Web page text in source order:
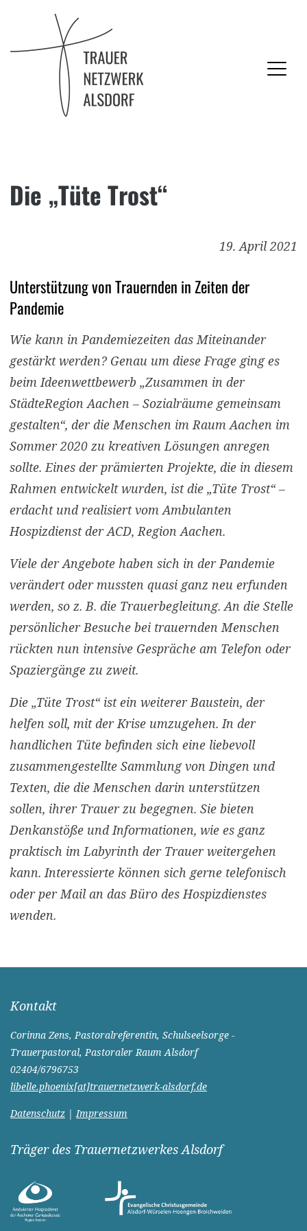
SkipDie „Tüte Trost“
19. April 2021
Unterstützung von Trauernden in Zeiten der
Pandemie
Wie kann in Pandemiezeiten das Miteinander
gestärkt werden? Genau um diese Frage ging es
beim Ideenwettbewerb „Zusammen in der
StädteRegion Aachen – Sozialräume gemeinsam
gestalten“, der die Menschen im Raum Aachen im
Sommer 2020 zu kreativen Lösungen anregen
sollte. Eines der prämierten Projekte, die in diesem
Rahmen entwickelt wurden, ist die „Tüte Trost“ –
erdacht und realisiert vom Ambulanten
Hospizdienst der ACD, Region Aachen.
Viele der Angebote haben sich in der Pandemie
verändert oder mussten quasi ganz neu erfunden
werden, so z. B. die Trauerbegleitung. An die Stelle
persönlicher Besuche bei trauernden Menschen
rückten nun intensive Gespräche am Telefon oder
Spaziergänge zu zweit.
Die „Tüte Trost“ ist ein weiterer Baustein, der
helfen soll, mit der Krise umzugehen. In der
handlichen Tüte befinden sich eine liebevoll
zusammengestellte Sammlung von Dingen und
Texten, die die Menschen darin unterstützen
sollen, ihrer Trauer zu begegnen. Sie bieten
Denkanstöße und Informationen, wie es ganz
praktisch im Labyrinth der Trauer weitergehen
kann. Interessierte können sich gerne telefonisch
oder per Mail an das Büro des Hospizdienstes
wenden.
Kontakt
Corinna Zens, Pastoralreferentin, Schulseelsorge -
Trauerpastoral, Pastoraler Raum Alsdorf
02404/6796753
libelle.phoenix[at]trauernetzwerk-alsdorf.de
Datenschutz | Impressum
Träger des Trauernetzwerkes Alsdorf